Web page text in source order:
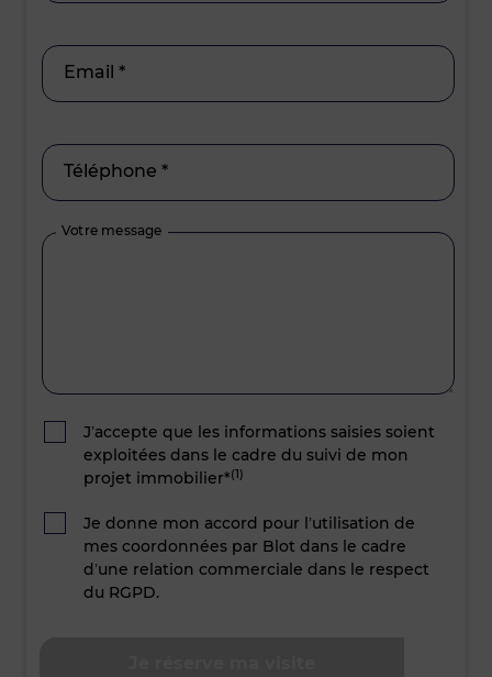
Email *
Téléphone *
Votre message
J’accepte que les informations saisies soient
exploitées dans le cadre du suivi de mon
projet immobilier*(1)
Je donne mon accord pour l’utilisation de
mes coordonnées par Blot dans le cadre
d’une relation commerciale dans le respect
du RGPD.